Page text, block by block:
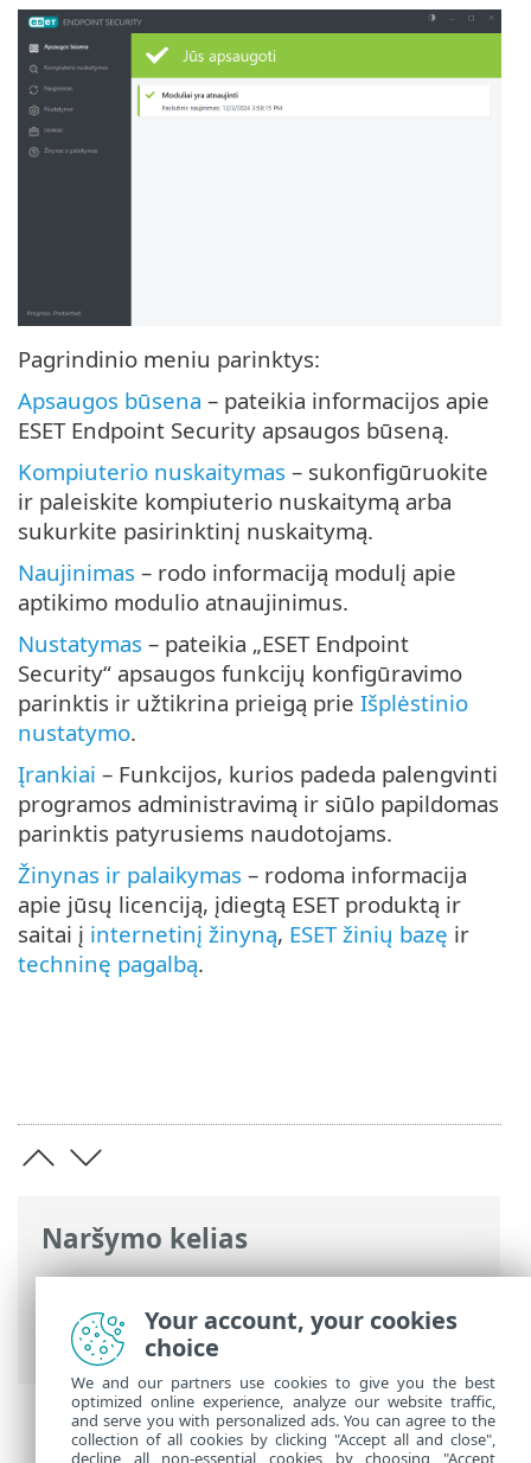
Naršymo kelias
ESET interneto žinynas>ESET Endpoint
Security >Naudojant „ESET Endpoint
Security“
Pagrindinio meniu parinktys:
Apsaugos būsena – pateikia informacijos apie
ESET Endpoint Security apsaugos būseną.
Kompiuterio nuskaitymas – sukonfigūruokite
ir paleiskite kompiuterio nuskaitymą arba
sukurkite pasirinktinį nuskaitymą.
Naujinimas – rodo informaciją modulį apie
aptikimo modulio atnaujinimus.
Nustatymas – pateikia „ESET Endpoint
Security“ apsaugos funkcijų konfigūravimo
parinktis ir užtikrina prieigą prie Išplėstinio
nustatymo.
Įrankiai – Funkcijos, kurios padeda palengvinti
programos administravimą ir siūlo papildomas
parinktis patyrusiems naudotojams.
Žinynas ir palaikymas – rodoma informacija
apie jūsų licenciją, įdiegtą ESET produktą ir
saitai į internetinį žinyną, ESET žinių bazę ir
techninę pagalbą.
Your account, your cookies
choice
We and our partners use cookies to give you the best
optimized online experience, analyze our website traffic,
and serve you with personalized ads. You can agree to the
collection of all cookies by clicking "Accept all and close",
decline all non-essential cookies by choosing "Accept